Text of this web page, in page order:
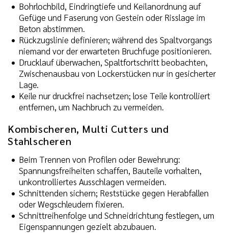
Bohrlochbild, Eindringtiefe und Keilanordnung auf
Gefüge und Faserung von Gestein oder Risslage im
Beton abstimmen.
Rückzugslinie definieren; während des Spaltvorgangs
niemand vor der erwarteten Bruchfuge positionieren.
Drucklauf überwachen, Spaltfortschritt beobachten,
Zwischenausbau von Lockerstücken nur in gesicherter
Lage.
Keile nur druckfrei nachsetzen; lose Teile kontrolliert
entfernen, um Nachbruch zu vermeiden.
Kombischeren, Multi Cutters und
Stahlscheren
Beim Trennen von Profilen oder Bewehrung:
Spannungsfreiheiten schaffen, Bauteile vorhalten,
unkontrolliertes Ausschlagen vermeiden.
Schnittenden sichern; Reststücke gegen Herabfallen
oder Wegschleudern fixieren.
Schnittreihenfolge und Schneidrichtung festlegen, um
Eigenspannungen gezielt abzubauen.